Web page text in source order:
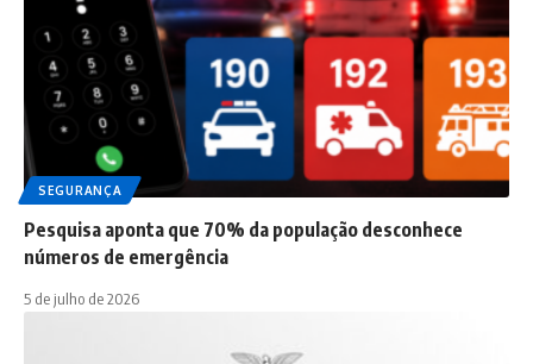
SEGURANÇA
Pesquisa aponta que 70% da população desconhece
números de emergência
5 de julho de 2026